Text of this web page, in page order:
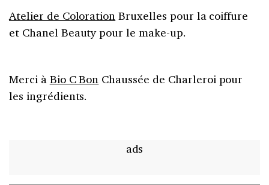
Atelier de Coloration Bruxelles pour la coiffure
et Chanel Beauty pour le make-up.
Merci à Bio C Bon Chaussée de Charleroi pour
les ingrédients.
ads